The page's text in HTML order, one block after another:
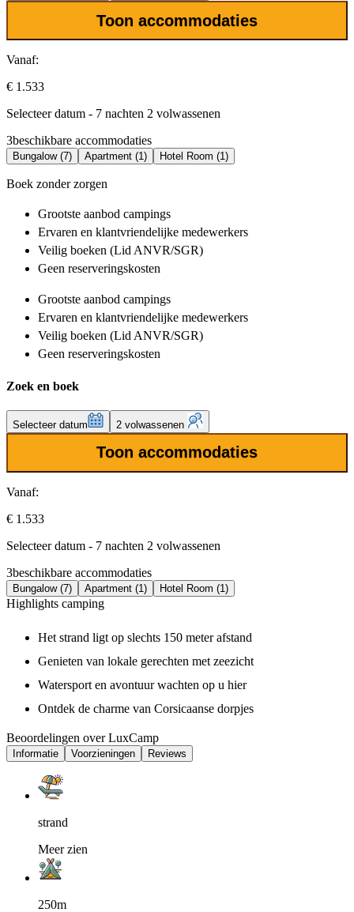
Toon accommodaties
Vanaf:
€ 1.533
Selecteer datum - 7 nachten 2 volwassenen
3beschikbare accommodaties
Bungalow (7) Apartment (1) Hotel Room (1)
Boek zonder zorgen
Grootste aanbod campings
Ervaren en klantvriendelijke medewerkers
Veilig boeken (Lid ANVR/SGR)
Geen reserveringskosten
Grootste aanbod campings
Ervaren en klantvriendelijke medewerkers
Veilig boeken (Lid ANVR/SGR)
Geen reserveringskosten
Zoek en boek
Selecteer datum 2 volwassenen
Toon accommodaties
Vanaf:
€ 1.533
Selecteer datum - 7 nachten 2 volwassenen
3beschikbare accommodaties
Bungalow (7) Apartment (1) Hotel Room (1)
Highlights camping
Het strand ligt op slechts 150 meter afstand
Genieten van lokale gerechten met zeezicht
Watersport en avontuur wachten op u hier
Ontdek de charme van Corsicaanse dorpjes
Beoordelingen over LuxCamp
Informatie Voorzieningen Reviews
strand
Meer zien
250m